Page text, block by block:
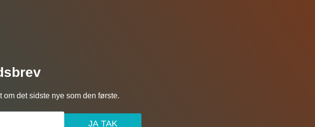
det sidste nye som den første.
JA TAK